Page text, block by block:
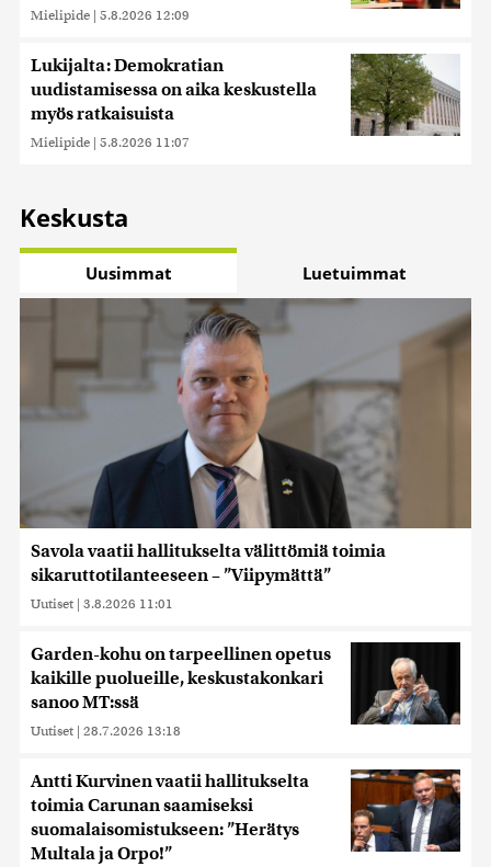
Mielipide | 5.8.2026 12:09
Lukijalta: Demokratian
uudistamisessa on aika keskustella
myös ratkaisuista
Mielipide | 5.8.2026 11:07
Keskusta
Uusimmat Luetuimmat
Savola vaatii hallitukselta välittömiä toimia
sikaruttotilanteeseen – ”Viipymättä”
Uutiset | 3.8.2026 11:01
Garden-kohu on tarpeellinen opetus
kaikille puolueille, keskustakonkari
sanoo MT:ssä
Uutiset | 28.7.2026 13:18
Antti Kurvinen vaatii hallitukselta
toimia Carunan saamiseksi
suomalaisomistukseen: ”Herätys
Multala ja Orpo!”